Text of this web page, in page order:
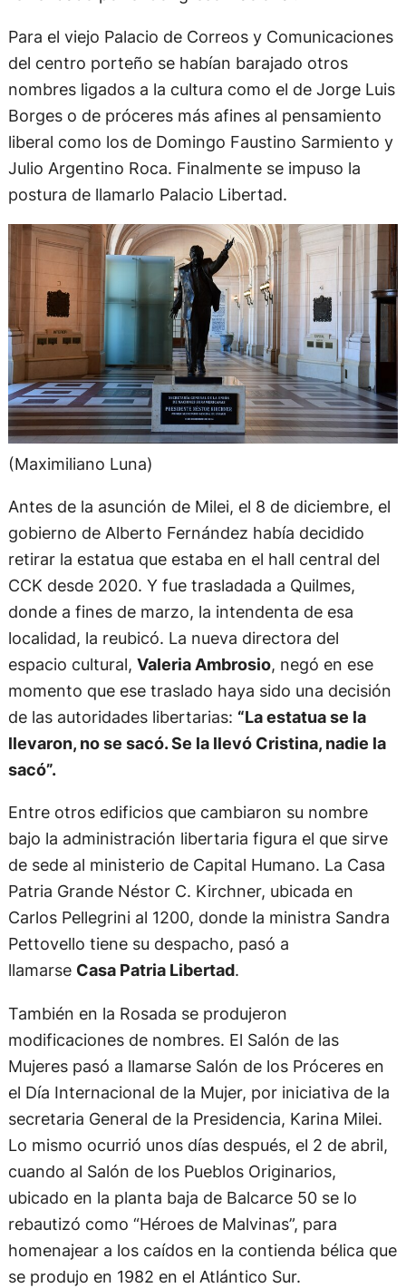
Para el viejo Palacio de Correos y Comunicaciones
del centro porteño se habían barajado otros
nombres ligados a la cultura como el de Jorge Luis
Borges o de próceres más afines al pensamiento
liberal como los de Domingo Faustino Sarmiento y
Julio Argentino Roca. Finalmente se impuso la
postura de llamarlo Palacio Libertad.
(Maximiliano Luna)
Antes de la asunción de Milei, el 8 de diciembre, el
gobierno de Alberto Fernández había decidido
retirar la estatua que estaba en el hall central del
CCK desde 2020. Y fue trasladada a Quilmes,
donde a fines de marzo, la intendenta de esa
localidad, la reubicó. La nueva directora del
espacio cultural, Valeria Ambrosio, negó en ese
momento que ese traslado haya sido una decisión
de las autoridades libertarias: “La estatua se la
llevaron, no se sacó. Se la llevó Cristina, nadie la
sacó”.
Entre otros edificios que cambiaron su nombre
bajo la administración libertaria figura el que sirve
de sede al ministerio de Capital Humano. La Casa
Patria Grande Néstor C. Kirchner, ubicada en
Carlos Pellegrini al 1200, donde la ministra Sandra
Pettovello tiene su despacho, pasó a
llamarse Casa Patria Libertad.
También en la Rosada se produjeron
modificaciones de nombres. El Salón de las
Mujeres pasó a llamarse Salón de los Próceres en
el Día Internacional de la Mujer, por iniciativa de la
secretaria General de la Presidencia, Karina Milei.
Lo mismo ocurrió unos días después, el 2 de abril,
cuando al Salón de los Pueblos Originarios,
ubicado en la planta baja de Balcarce 50 se lo
rebautizó como “Héroes de Malvinas”, para
homenajear a los caídos en la contienda bélica que
se produjo en 1982 en el Atlántico Sur.